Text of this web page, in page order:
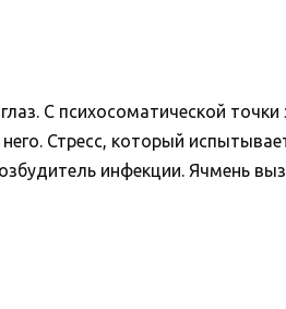
С психосоматической
Стресс, который
инфекции. Ячмень